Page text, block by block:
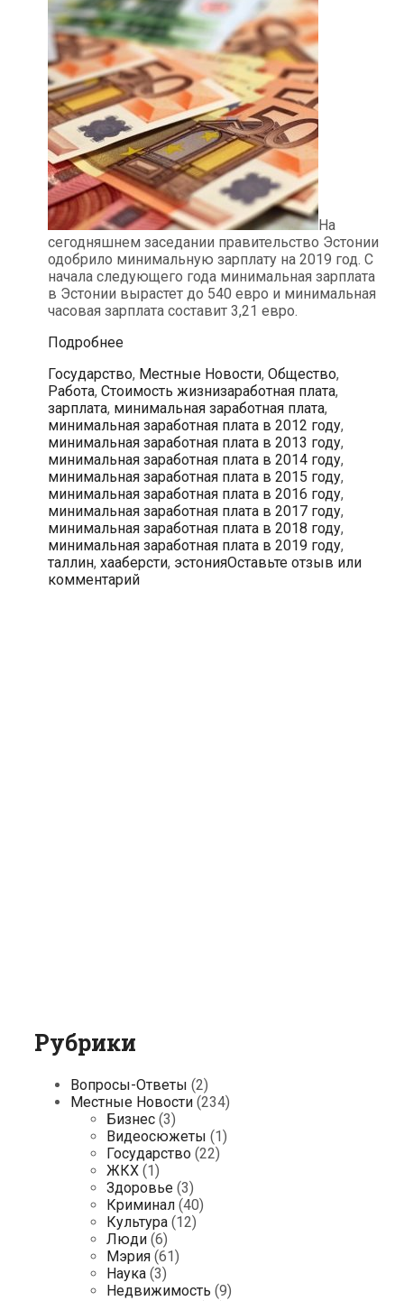
На
сегодняшнем заседании правительство Эстонии
одобрило минимальную зарплату на 2019 год. С
начала следующего года минимальная зарплата
в Эстонии вырастет до 540 евро и минимальная
часовая зарплата составит 3,21 евро.
ПодробнееПравительство
одобрило
повышение
минимальной
заработной
платы
в
2019
году
Рубрики
Государство, Местные Новости, Общество,
Работа, Стоимость жизниТеги
заработная плата,
зарплата, минимальная заработная плата,
минимальная заработная плата в 2012 году,
минимальная заработная плата в 2013 году,
минимальная заработная плата в 2014 году,
минимальная заработная плата в 2015 году,
минимальная заработная плата в 2016 году,
минимальная заработная плата в 2017 году,
минимальная заработная плата в 2018 году,
минимальная заработная плата в 2019 году,
таллин, хааберсти, эстонияОставьте отзыв или
комментарий
Рубрики
Вопросы-Ответы (2)
Местные Новости (234)
Бизнес (3)
Видеосюжеты (1)
Государство (22)
ЖКХ (1)
Здоровье (3)
Криминал (40)
Культура (12)
Люди (6)
Мэрия (61)
Наука (3)
Недвижимость (9)